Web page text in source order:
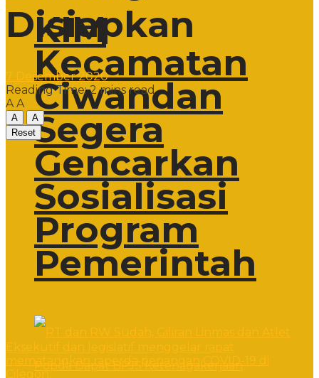
KIM
Kecamatan
Ciwandan
Segera
Gencarkan
Sosialisasi
Program
Pemerintah
Disiapkan
7 Desember 2020
Reading Time: 2 mins read
A A
A
A
Reset